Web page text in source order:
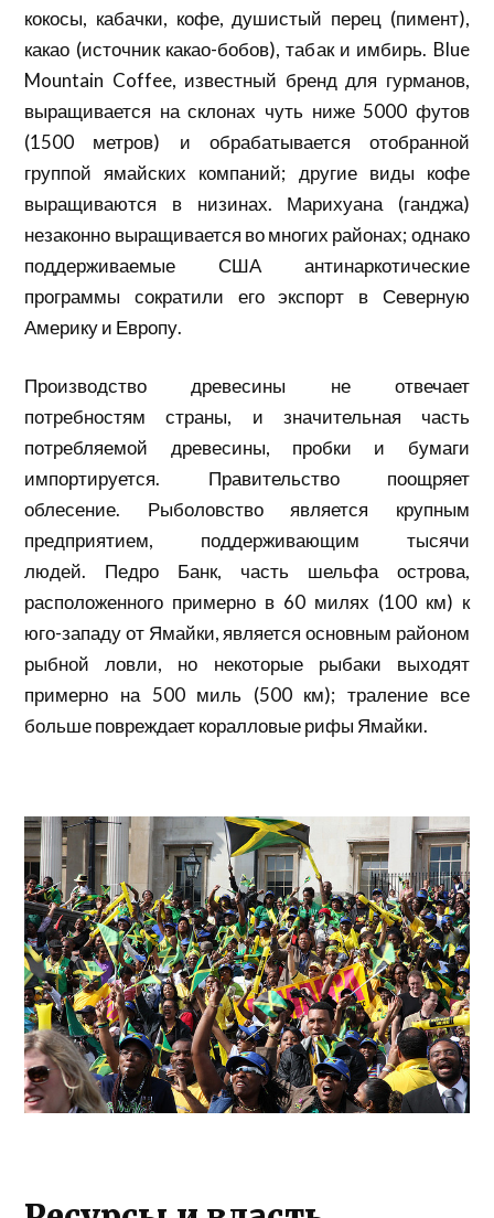
кокосы, кабачки, кофе, душистый перец (пимент),
какао (источник какао-бобов), табак и имбирь. Blue
Mountain Coffee, известный бренд для гурманов,
выращивается на склонах чуть ниже 5000 футов
(1500 метров) и обрабатывается отобранной
группой ямайских компаний; другие виды кофе
выращиваются в низинах. Марихуана (ганджа)
незаконно выращивается во многих районах; однако
поддерживаемые США антинаркотические
программы сократили его экспорт в Северную
Америкуи Европу.
Производство древесины не отвечает
потребностям страны, и значительная часть
потребляемой древесины, пробки и бумаги
импортируется. Правительство поощряет
облесение. Рыболовство является крупным
предприятием, поддерживающим тысячи
людей. Педро Банк, часть шельфа острова,
расположенного примерно в 60 милях (100 км) к
юго-западу от Ямайки, является основным районом
рыбной ловли, но некоторые рыбаки выходят
примерно на 500 миль (500 км); траление все
больше повреждает коралловые рифы Ямайки.